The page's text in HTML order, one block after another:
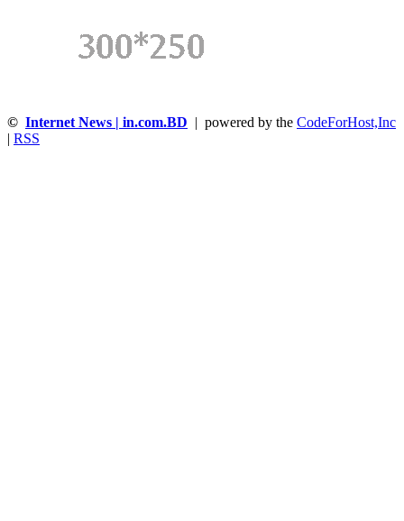
© Internet News | in.com.BD | powered by the CodeForHost,Inc
| RSS